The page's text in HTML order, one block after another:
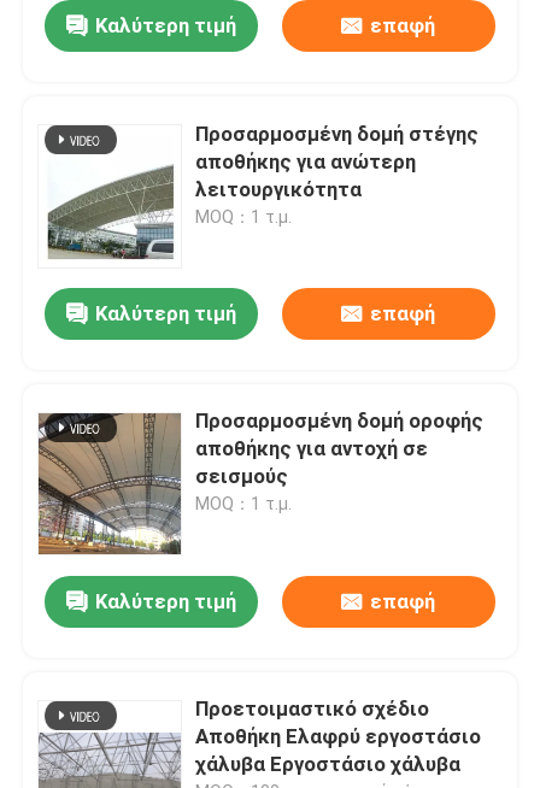
Καλύτερη τιμή επαφή
Προσαρμοσμένη δομή στέγης
αποθήκης για ανώτερη
λειτουργικότητα
MOQ：1 τ.μ.
Καλύτερη τιμή επαφή
Προσαρμοσμένη δομή οροφής
αποθήκης για αντοχή σε
σεισμούς
MOQ：1 τ.μ.
Καλύτερη τιμή επαφή
Προετοιμαστικό σχέδιο
Αποθήκη Ελαφρύ εργοστάσιο
χάλυβα Εργοστάσιο χάλυβα